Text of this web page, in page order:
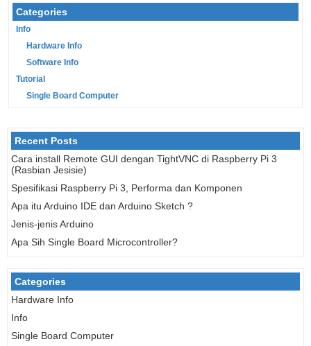
Categories
Info
Hardware Info
Software Info
Tutorial
Single Board Computer
Recent Posts
Cara install Remote GUI dengan TightVNC di Raspberry Pi 3
(Rasbian Jesisie)
Spesifikasi Raspberry Pi 3, Performa dan Komponen
Apa itu Arduino IDE dan Arduino Sketch ?
Jenis-jenis Arduino
Apa Sih Single Board Microcontroller?
Categories
Hardware Info
Info
Single Board Computer